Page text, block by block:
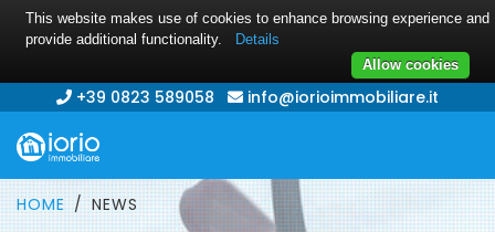
+39 0823 589058 info@iorioimmobiliare.it
HOME NEWS
This website makes use of cookies to enhance browsing experience and
provide additional functionality.
Details
Allow cookies